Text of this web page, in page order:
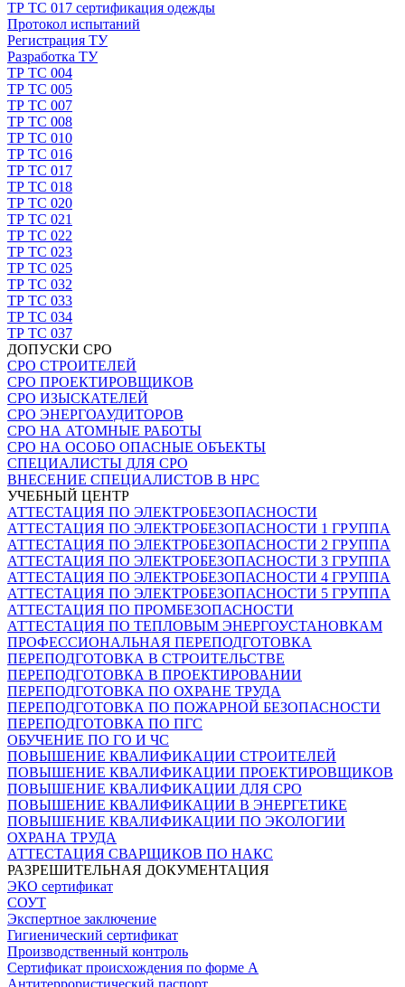
ТР ТС 017 сертификация одежды
Протокол испытаний
Регистрация ТУ
Разработка ТУ
ТР ТС 004
ТР ТС 005
ТР ТС 007
ТР ТС 008
ТР ТС 010
ТР ТС 016
ТР ТС 017
ТР ТС 018
ТР ТС 020
ТР ТС 021
ТР ТС 022
ТР ТС 023
ТР ТС 025
ТР ТС 032
ТР ТС 033
ТР ТС 034
ТР ТС 037
ДОПУСКИ СРО
СРО СТРОИТЕЛЕЙ
СРО ПРОЕКТИРОВЩИКОВ
СРО ИЗЫСКАТЕЛЕЙ
СРО ЭНЕРГОАУДИТОРОВ
СРО НА АТОМНЫЕ РАБОТЫ
СРО НА ОСОБО ОПАСНЫЕ ОБЪЕКТЫ
СПЕЦИАЛИСТЫ ДЛЯ СРО
ВНЕСЕНИЕ СПЕЦИАЛИСТОВ В НРС
УЧЕБНЫЙ ЦЕНТР
АТТЕСТАЦИЯ ПО ЭЛЕКТРОБЕЗОПАСНОСТИ
АТТЕСТАЦИЯ ПО ЭЛЕКТРОБЕЗОПАСНОСТИ 1 ГРУППА
АТТЕСТАЦИЯ ПО ЭЛЕКТРОБЕЗОПАСНОСТИ 2 ГРУППА
АТТЕСТАЦИЯ ПО ЭЛЕКТРОБЕЗОПАСНОСТИ 3 ГРУППА
АТТЕСТАЦИЯ ПО ЭЛЕКТРОБЕЗОПАСНОСТИ 4 ГРУППА
АТТЕСТАЦИЯ ПО ЭЛЕКТРОБЕЗОПАСНОСТИ 5 ГРУППА
АТТЕСТАЦИЯ ПО ПРОМБЕЗОПАСНОСТИ
АТТЕСТАЦИЯ ПО ТЕПЛОВЫМ ЭНЕРГОУСТАНОВКАМ
ПРОФЕССИОНАЛЬНАЯ ПЕРЕПОДГОТОВКА
ПЕРЕПОДГОТОВКА В СТРОИТЕЛЬСТВЕ
ПЕРЕПОДГОТОВКА В ПРОЕКТИРОВАНИИ
ПЕРЕПОДГОТОВКА ПО ОХРАНЕ ТРУДА
ПЕРЕПОДГОТОВКА ПО ПОЖАРНОЙ БЕЗОПАСНОСТИ
ПЕРЕПОДГОТОВКА ПО ПГС
ОБУЧЕНИЕ ПО ГО И ЧС
ПОВЫШЕНИЕ КВАЛИФИКАЦИИ СТРОИТЕЛЕЙ
ПОВЫШЕНИЕ КВАЛИФИКАЦИИ ПРОЕКТИРОВЩИКОВ
ПОВЫШЕНИЕ КВАЛИФИКАЦИИ ДЛЯ СРО
ПОВЫШЕНИЕ КВАЛИФИКАЦИИ В ЭНЕРГЕТИКЕ
ПОВЫШЕНИЕ КВАЛИФИКАЦИИ ПО ЭКОЛОГИИ
ОХРАНА ТРУДА
АТТЕСТАЦИЯ СВАРЩИКОВ ПО НАКС
РАЗРЕШИТЕЛЬНАЯ ДОКУМЕНТАЦИЯ
ЭКО сертификат
СОУТ
Экспертное заключение
Гигиенический сертификат
Производственный контроль
Сертификат происхождения по форме А